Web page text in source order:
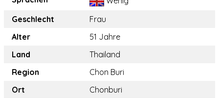
Geschlecht
Frau
Alter
51 Jahre
Land
Thailand
Region
Chon Buri
Ort
Chonburi